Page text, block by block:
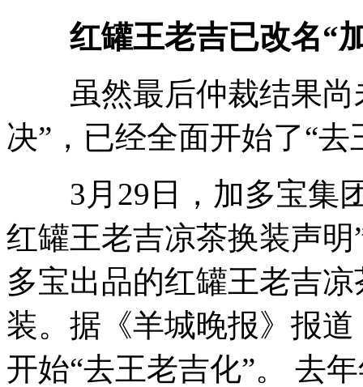
红罐王老吉已改名“
虽然最后仲裁结果尚
决”，已经全面开始了“去
3月29日，加多宝集团
红罐王老吉凉茶换装声
多宝出品的红罐王老吉
装。据《羊城晚报》报
开始“去王老吉化”。 去